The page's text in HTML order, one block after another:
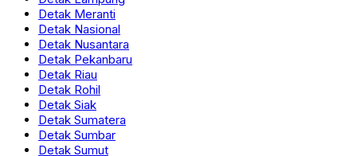
Detak Meranti
Detak Nasional
Detak Nusantara
Detak Pekanbaru
Detak Riau
Detak Rohil
Detak Siak
Detak Sumatera
Detak Sumbar
Detak Sumut